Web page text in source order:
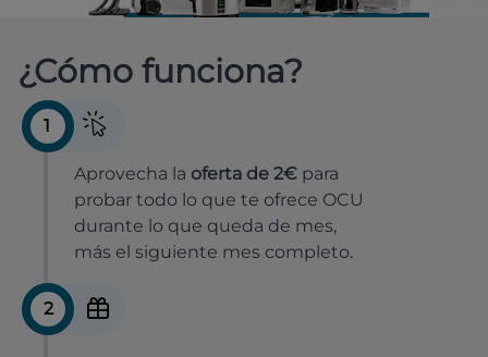
¿Cómo funciona?
1
Aprovecha la oferta de 2€ para
probar todo lo que te ofrece OCU
durante lo que queda de mes,
más el siguiente mes completo.
2